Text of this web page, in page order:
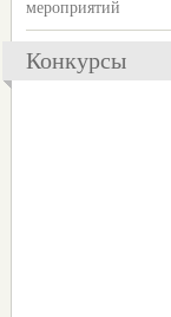
мероприятий
Конкурсы